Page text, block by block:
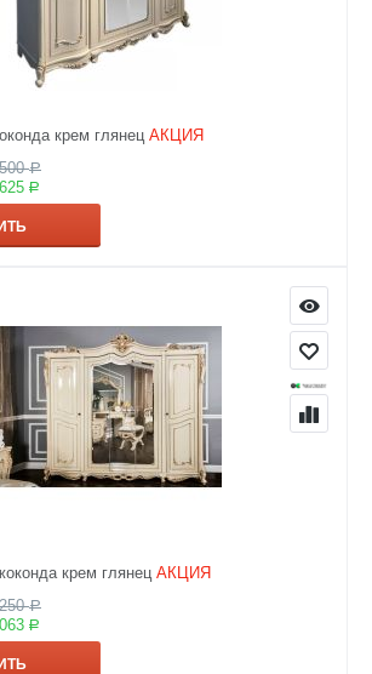
крем глянец АКЦИЯ
Р
Р
крем глянец АКЦИЯ
Р
Р